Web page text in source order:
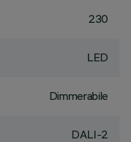
230
LED
Dimmerabile
DALI-2